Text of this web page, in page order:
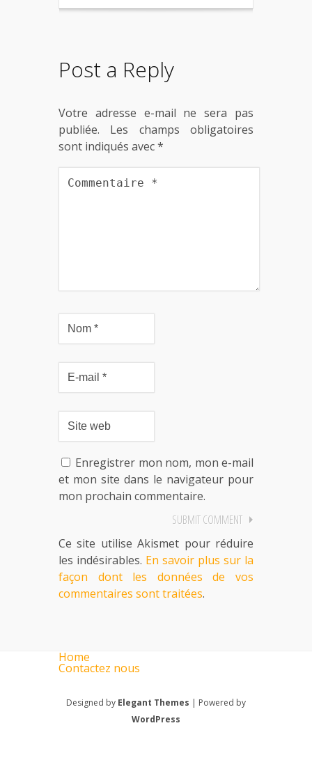
Post a Reply
Votre adresse e-mail ne sera pas
publiée.
Les champs obligatoires
sont indiqués avec*
Enregistrer mon nom, mon e-mail
et mon site dans le navigateur pour
mon prochain commentaire.
Ce site utilise Akismet pour réduire
les indésirables. En savoir plus sur la
façon dont les données de vos
commentaires sont traitées.
Home
Contactez nous
Designed by Elegant Themes | Powered by
WordPress